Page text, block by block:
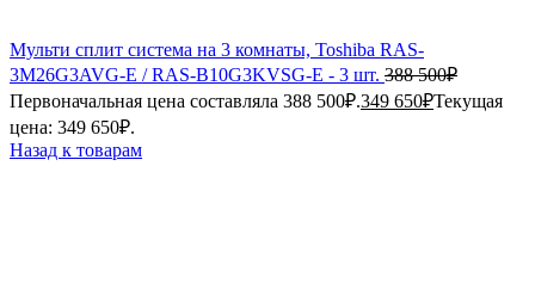
Мульти сплит система на 3 комнаты, Toshiba RAS-
3M26G3AVG-E / RAS-B10G3KVSG-E - 3 шт. 388 500₽
Первоначальная цена составляла 388 500₽.349 650₽Текущая
цена: 349 650₽.
Назад к товарам